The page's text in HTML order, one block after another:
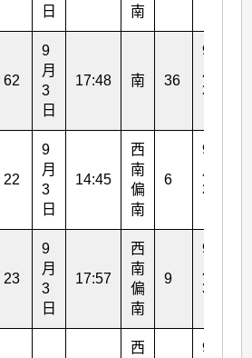
日
南
62
9
月
3
日
17:48 南 36
9
3
22
9
月
3
日
14:45
西
南
偏
南
6
9
3
23
9
月
3
日
17:57
西
南
偏
南
9
9
3
西
9